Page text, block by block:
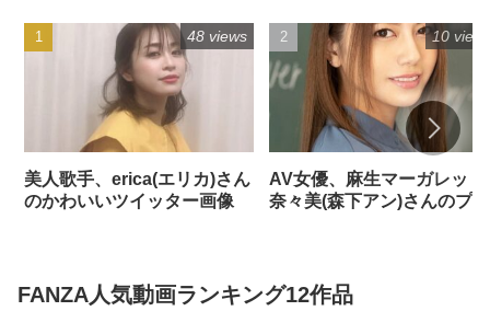
美人歌手、erica(エリカ)さん
のかわいいツイッター画像
48 views
AV女優、麻生マーガレット
奈々美(森下アン)さんのプロ
10
FANZA人気動画ランキング12作品